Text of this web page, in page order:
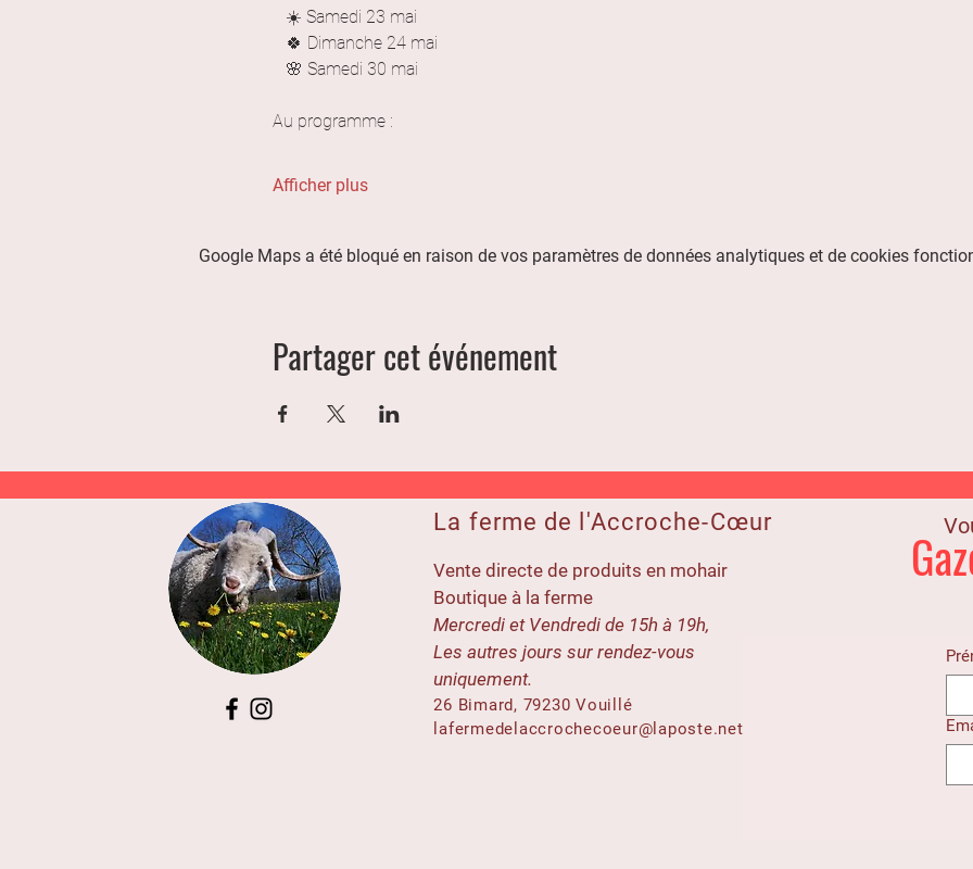
   ☀️ Samedi 23 mai
   🍀 Dimanche 24 mai
   🌸 Samedi 30 mai
Au programme :
Afficher plus
Google Maps a été bloqué en raison de vos paramètres de données analytiques et de cookies
Partager cet événement
La ferme de l'Accroche-Cœur
Vente directe de produits en mohair
Boutique à la ferme
Mercredi et Vendredi de 15h à 19h,
Les autres jours sur rendez-vous
uniquement.
26 Bimard, 79230 Vouillé
lafermedelaccrochecoeur@laposte.net